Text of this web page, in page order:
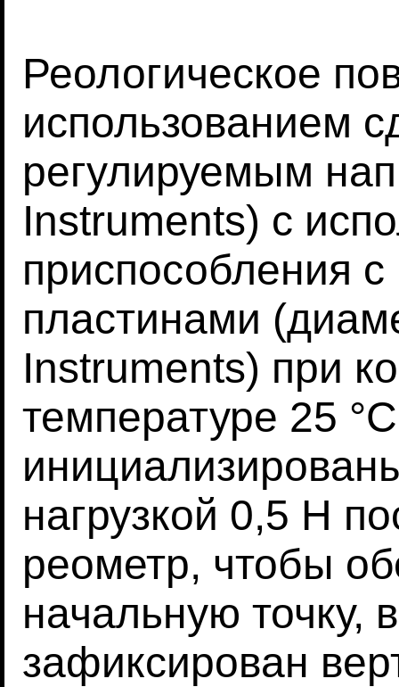
Реологическое
использованием
регулируемым
Instruments) с
приспособления
пластинами
Instruments) при
температуре 25
нагрузкой 0,5 Н
реометр, чтобы
начальную точку,
зафиксирован